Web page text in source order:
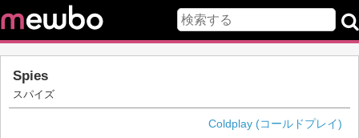
Spies
スパイズ
Coldplay (コールドプレイ)